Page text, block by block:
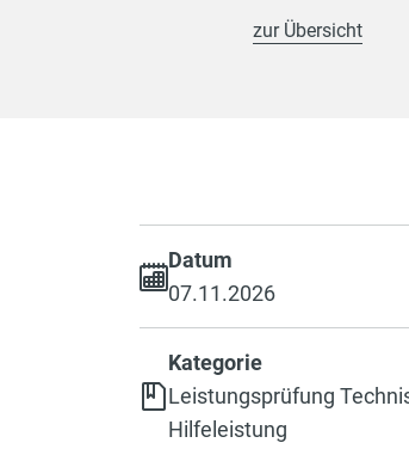
zur Übersicht
Datum
07.11.2026
Kategorie
Leistungsprüfung
Hilfeleistung